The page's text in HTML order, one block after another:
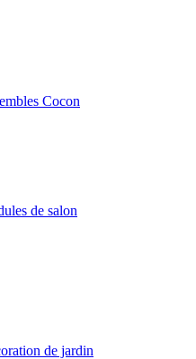
Cocon
de salon
de jardin